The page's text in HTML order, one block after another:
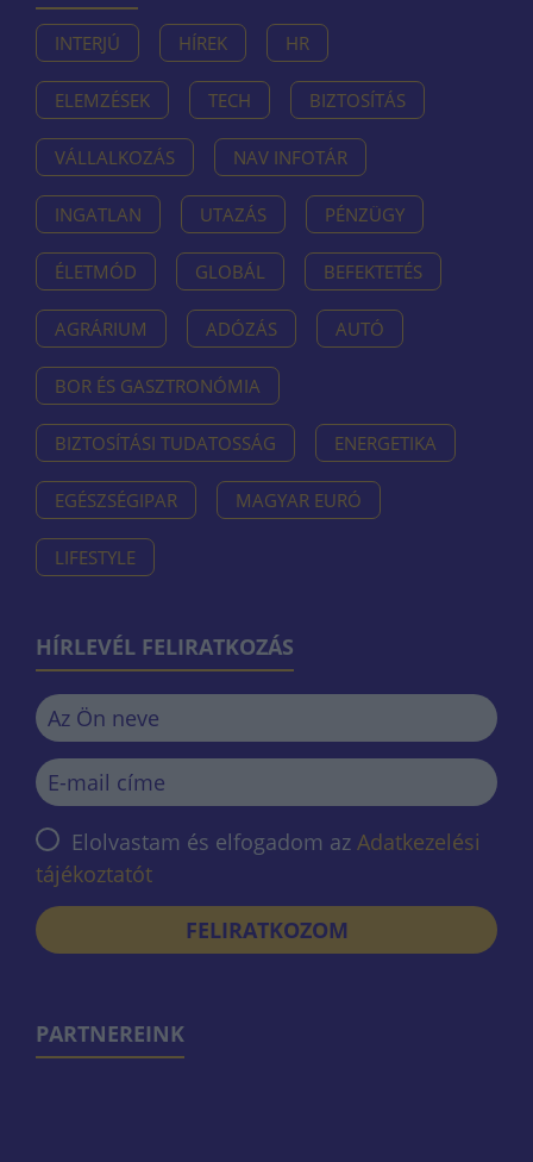
INTERJÚ HÍREK HR
ELEMZÉSEK TECH BIZTOSÍTÁS
VÁLLALKOZÁS NAV INFOTÁR
INGATLAN UTAZÁS PÉNZÜGY
ÉLETMÓD GLOBÁL BEFEKTETÉS
AGRÁRIUM ADÓZÁS AUTÓ
BOR ÉS GASZTRONÓMIA
BIZTOSÍTÁSI TUDATOSSÁG ENERGETIKA
EGÉSZSÉGIPAR MAGYAR EURÓ
LIFESTYLE
HÍRLEVÉL FELIRATKOZÁS
Elolvastam és elfogadom az Adatkezelési
tájékoztatót
FELIRATKOZOM
PARTNEREINK